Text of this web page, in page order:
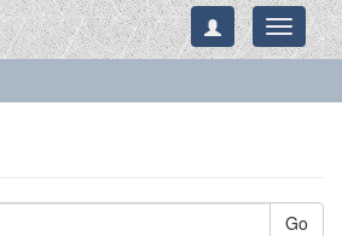
Toggle
Go